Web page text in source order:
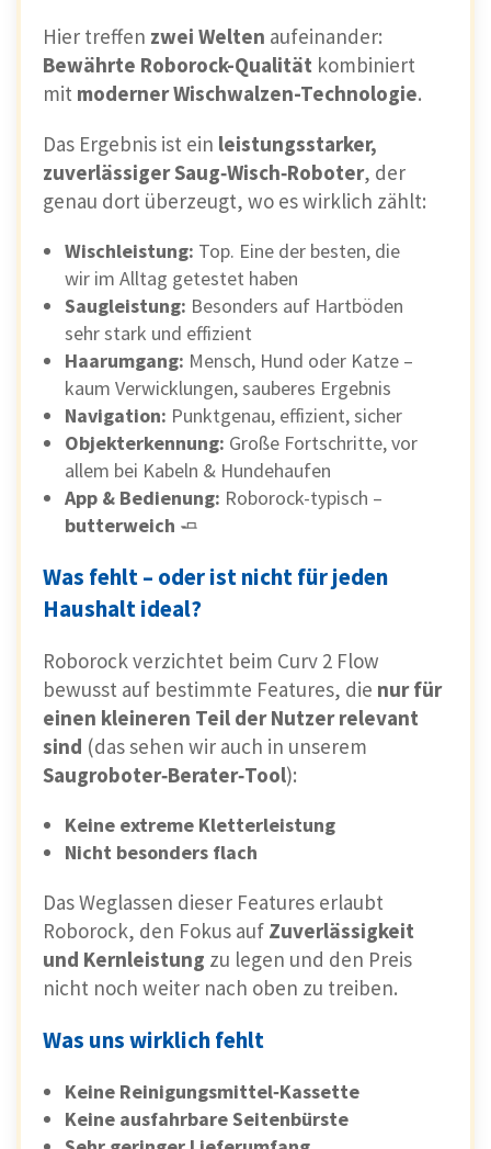
Hier treffen zwei Welten aufeinander:
Bewährte Roborock-Qualität kombiniert
mit moderner Wischwalzen-Technologie.
Das Ergebnis ist ein leistungsstarker,
zuverlässiger Saug‑Wisch‑Roboter, der
genau dort überzeugt, wo es wirklich zählt:
Wischleistung: Top. Eine der besten, die
wir im Alltag getestet haben
Saugleistung: Besonders auf Hartböden
sehr stark und effizient
Haarumgang: Mensch, Hund oder Katze –
kaum Verwicklungen, sauberes Ergebnis
Navigation: Punktgenau, effizient, sicher
Objekterkennung: Große Fortschritte, vor
allem bei Kabeln & Hundehaufen
App & Bedienung: Roborock-typisch –
butterweich 🧈
Was fehlt – oder ist nicht für jeden
Haushalt ideal?
Roborock verzichtet beim Curv 2 Flow
bewusst auf bestimmte Features, die nur für
einen kleineren Teil der Nutzer relevant
sind (das sehen wir auch in unserem
Saugroboter‑Berater‑Tool):
Keine extreme Kletterleistung
Nicht besonders flach
Das Weglassen dieser Features erlaubt
Roborock, den Fokus auf Zuverlässigkeit
und Kernleistung zu legen und den Preis
nicht noch weiter nach oben zu treiben.
Was uns wirklich fehlt
Keine Reinigungsmittel‑Kassette
Keine ausfahrbare Seitenbürste